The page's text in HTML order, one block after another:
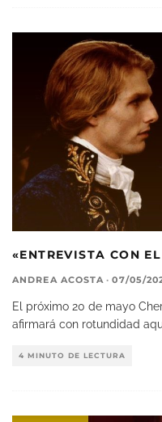
«ENTREVISTA CON
ANDREA ACOSTA · 07/05/
El próximo 20 de mayo
afirmará con rotundidad
4 MINUTO DE LECTURA